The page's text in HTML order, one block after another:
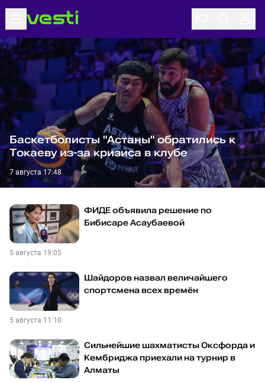
Баскетболисты "Астаны" обратились к
Токаеву из-за кризиса в клубе
7 августа 17:48
ФИДЕ объявила решение по
Бибисаре Асаубаевой
5 августа 19:05
Шайдоров назвал величайшего
спортсмена всех времён
5 августа 11:10
Сильнейшие шахматисты Оксфорда и
Кембриджа приехали на турнир в
Алматы